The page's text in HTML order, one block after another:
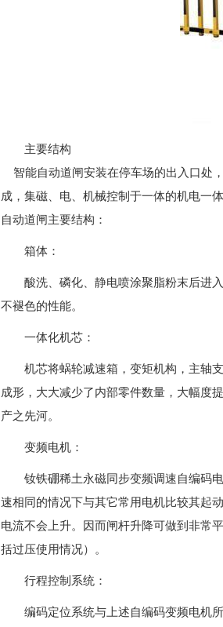
主要结构
智能自动道闸安装在停车场的出入口处
成，集磁、电、机械控制于一体的机电一体
自动道闸主要结构：
箱体：
酸洗、磷化、静电喷涂聚脂粉末后进
不褪色的性能。
一体化机芯：
机芯将蜗轮减速箱，变矩机构，主轴
成形，大大减少了内部零件数量，大幅度
产之先河。
变频电机：
钕铁硼稀土永磁同步变频调速自编码
速相同的情况下与其它常用电机比较其起
电流不会上升。因而闸杆升降可做到非常
括过压使用情况）。
行程控制系统：
编码定位系统与上述自编码变频电机